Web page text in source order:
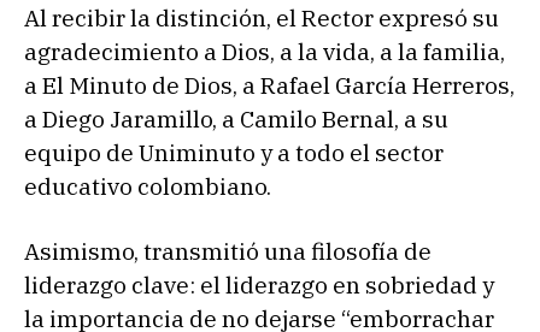
Al recibir la distinción, el Rector expresó su
agradecimiento a Dios, a la vida, a la familia,
a El Minuto de Dios, a Rafael García Herreros,
a Diego Jaramillo, a Camilo Bernal, a su
equipo de Uniminuto y a todo el sector
educativo colombiano.
Asimismo, transmitió una filosofía de
liderazgo clave: el liderazgo en sobriedad y
la importancia de no dejarse “emborrachar